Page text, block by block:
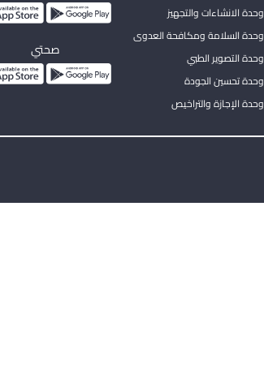
وحدة الانشاءات والتجهيز
وحدة السلامة ومكافحة العدوى
وحدة التصوير الطبي
وحدة تحسين الجودة
وحدة الإجازة والتراخيص
صحتي